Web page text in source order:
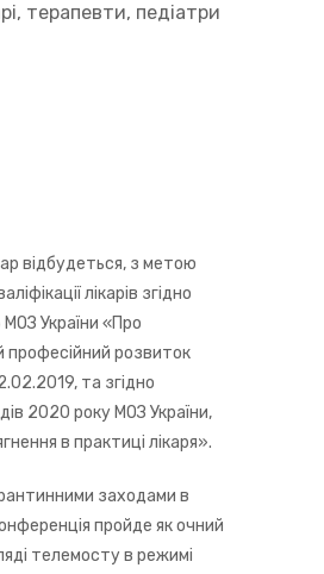
терапевти, педіатри
відбудеться, з метою
лікарів згідно
України «Про
професійний розвиток
та згідно
2020 року МОЗ України,
в практиці лікаря».
заходами в
пройде як очний
телемосту в режимі